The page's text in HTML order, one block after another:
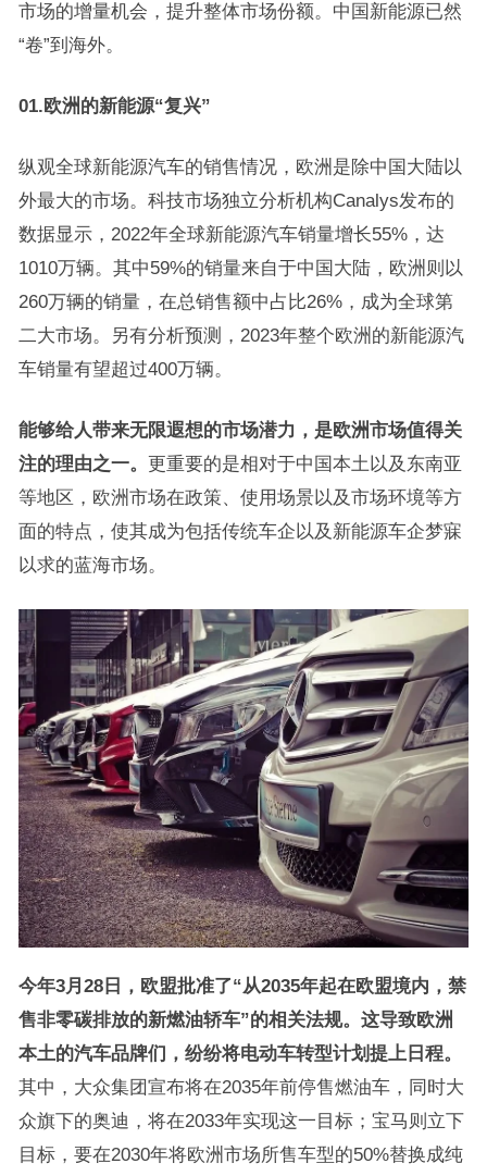
市场的增量机会，提升整体市场份额。中国新能源已然
“卷”到海外。
01.欧洲的新能源“复兴”
纵观全球新能源汽车的销售情况，欧洲是除中国大陆以
外最大的市场。科技市场独立分析机构Canalys发布的
数据显示，2022年全球新能源汽车销量增长55%，达
1010万辆。其中59%的销量来自于中国大陆，欧洲则以
260万辆的销量，在总销售额中占比26%，成为全球第
二大市场。另有分析预测，2023年整个欧洲的新能源汽
车销量有望超过400万辆。
能够给人带来无限遐想的市场潜力，是欧洲市场值得关
注的理由之一。 更重要的是相对于中国本土以及东南亚
等地区，欧洲市场在政策、使用场景以及市场环境等方
面的特点，使其成为包括传统车企以及新能源车企梦寐
以求的蓝海市场。
今年3月28日，欧盟批准了“从2035年起在欧盟境内，禁
售非零碳排放的新燃油轿车”的相关法规。这导致欧洲
本土的汽车品牌们，纷纷将电动车转型计划提上日程。
其中，大众集团宣布将在2035年前停售燃油车，同时大
众旗下的奥迪，将在2033年实现这一目标；宝马则立下
目标，要在2030年将欧洲市场所售车型的50%替换成纯